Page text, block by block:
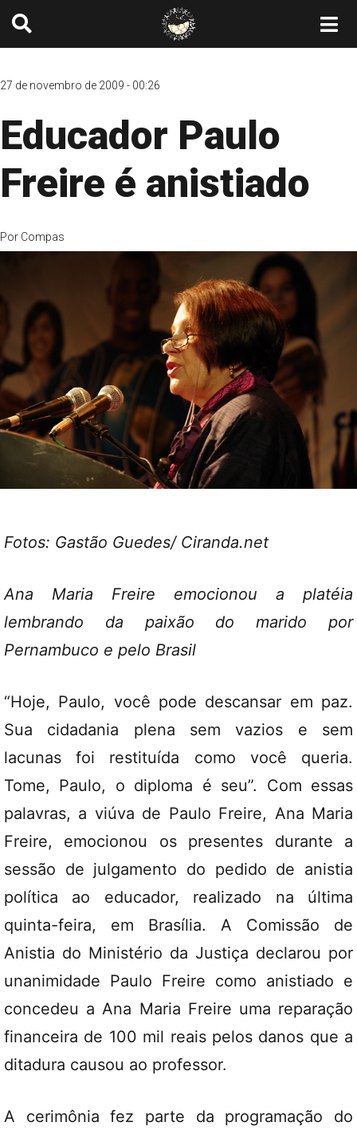
27 de novembro de 2009 - 00:26
Educador Paulo
Freire é anistiado
Por Compas
Fotos: Gastão Guedes/ Ciranda.net
Ana Maria Freire emocionou a platéia
lembrando da paixão do marido por
Pernambuco e pelo Brasil
“Hoje, Paulo, você pode descansar em paz.
Sua cidadania plena sem vazios e sem
lacunas foi restituída como você queria.
Tome, Paulo, o diploma é seu”. Com essas
palavras, a viúva de Paulo Freire, Ana Maria
Freire, emocionou os presentes durante a
sessão de julgamento do pedido de anistia
política ao educador, realizado na última
quinta-feira, em Brasília. A Comissão de
Anistia do Ministério da Justiça declarou por
unanimidade Paulo Freire como anistiado e
concedeu a Ana Maria Freire uma reparação
financeira de 100 mil reais pelos danos que a
ditadura causou ao professor.
A cerimônia fez parte da programação do